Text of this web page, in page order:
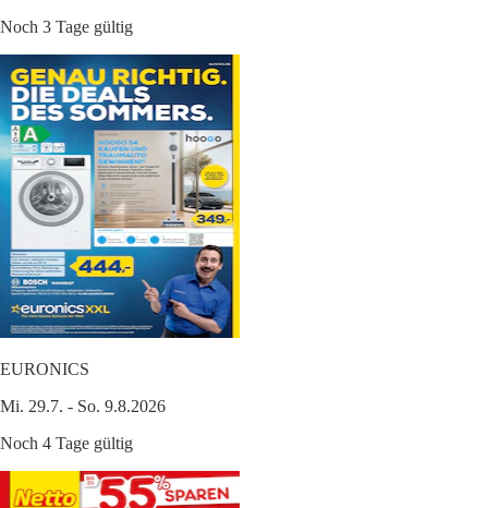
Noch 3 Tage gültig
EURONICS
Mi. 29.7. - So. 9.8.2026
Noch 4 Tage gültig